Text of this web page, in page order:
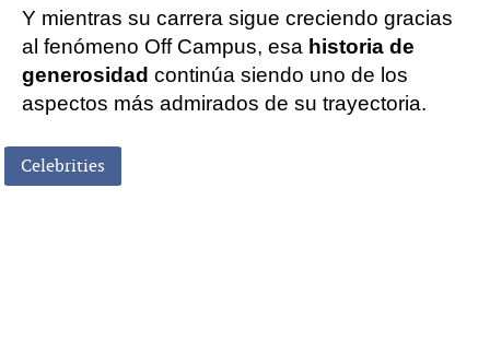
Y mientras su carrera sigue creciendo gracias
al fenómeno Off Campus, esa historia de
generosidad continúa siendo uno de los
aspectos más admirados de su trayectoria.
Celebrities